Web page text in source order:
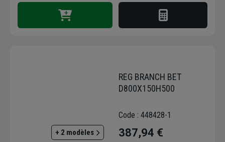
+ 2 modèles
REG BRANCH BET
D800X150H500
Code : 448428-1
387,94 €